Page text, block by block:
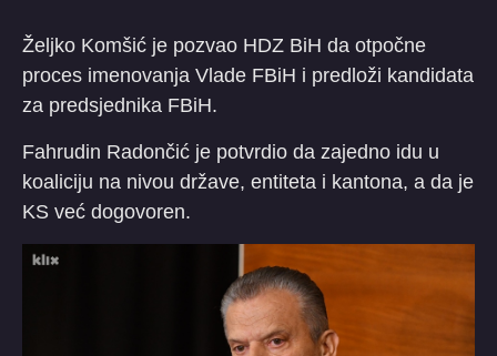
Željko Komšić je pozvao HDZ BiH da otpočne
proces imenovanja Vlade FBiH i predloži kandidata
za predsjednika FBiH.
Fahrudin Radončić je potvrdio da zajedno idu u
koaliciju na nivou države, entiteta i kantona, a da je
KS već dogovoren.